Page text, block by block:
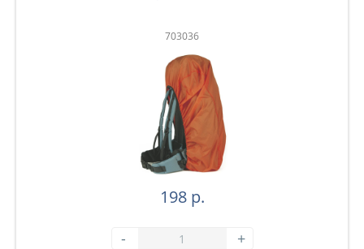
703036
198 р.
- +